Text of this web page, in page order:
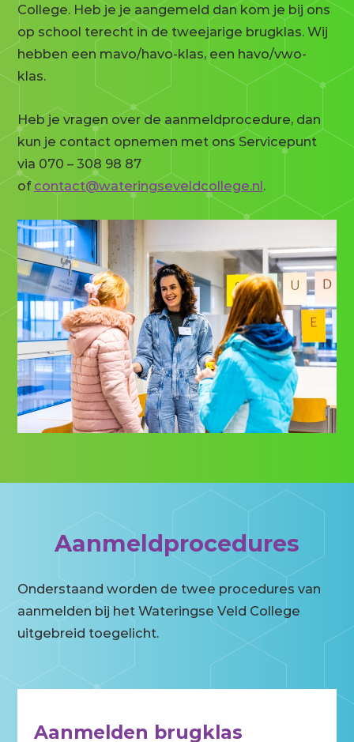
College. Heb je je aangemeld dan kom je bij ons
op school terecht in de tweejarige brugklas. Wij
hebben een mavo/havo-klas, een havo/vwo-
klas.
Heb je vragen over de aanmeldprocedure, dan
kun je contact opnemen met ons Servicepunt
via 070 – 308 98 87
ofcontact@wateringseveldcollege.nl.
Aanmeldprocedures
Onderstaand worden de twee procedures van
aanmelden bij het Wateringse Veld College
uitgebreid toegelicht.
Aanmelden brugklas